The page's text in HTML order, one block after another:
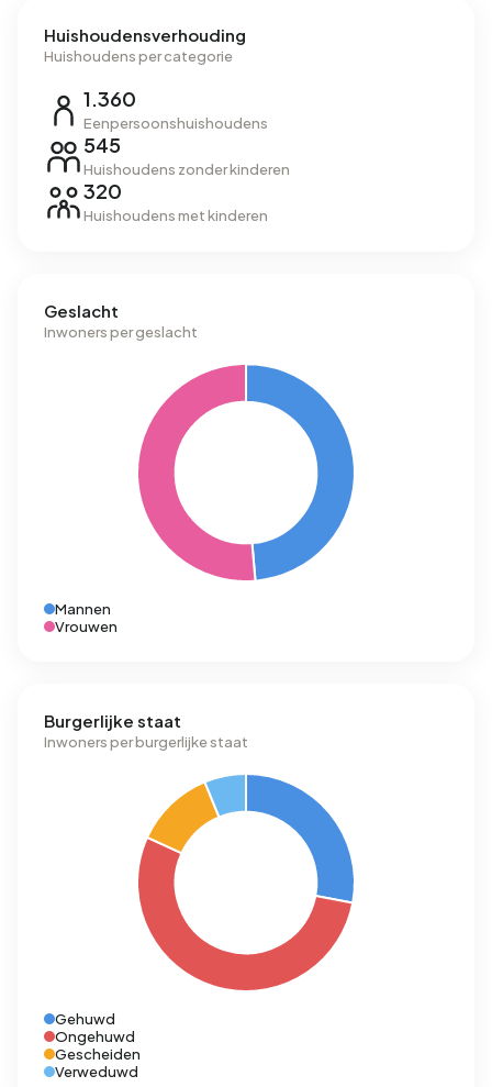
Huishoudensverhouding
Huishoudens per categorie
1.360
Eenpersoonshuishoudens
545
Huishoudens zonder kinderen
320
Huishoudens met kinderen
Geslacht
Inwoners per geslacht
Mannen
Vrouwen
Burgerlijke staat
Inwoners per burgerlijke staat
Gehuwd
Ongehuwd
Gescheiden
Verweduwd